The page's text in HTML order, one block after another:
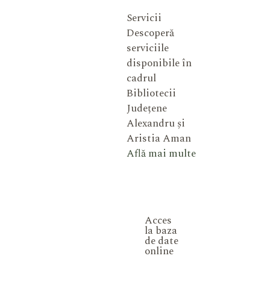
Servicii
Descoperă
serviciile
disponibile în
cadrul
Bibliotecii
Județene
Alexandru și
Aristia Aman
Află mai multe
Acces
la baza
de date
online